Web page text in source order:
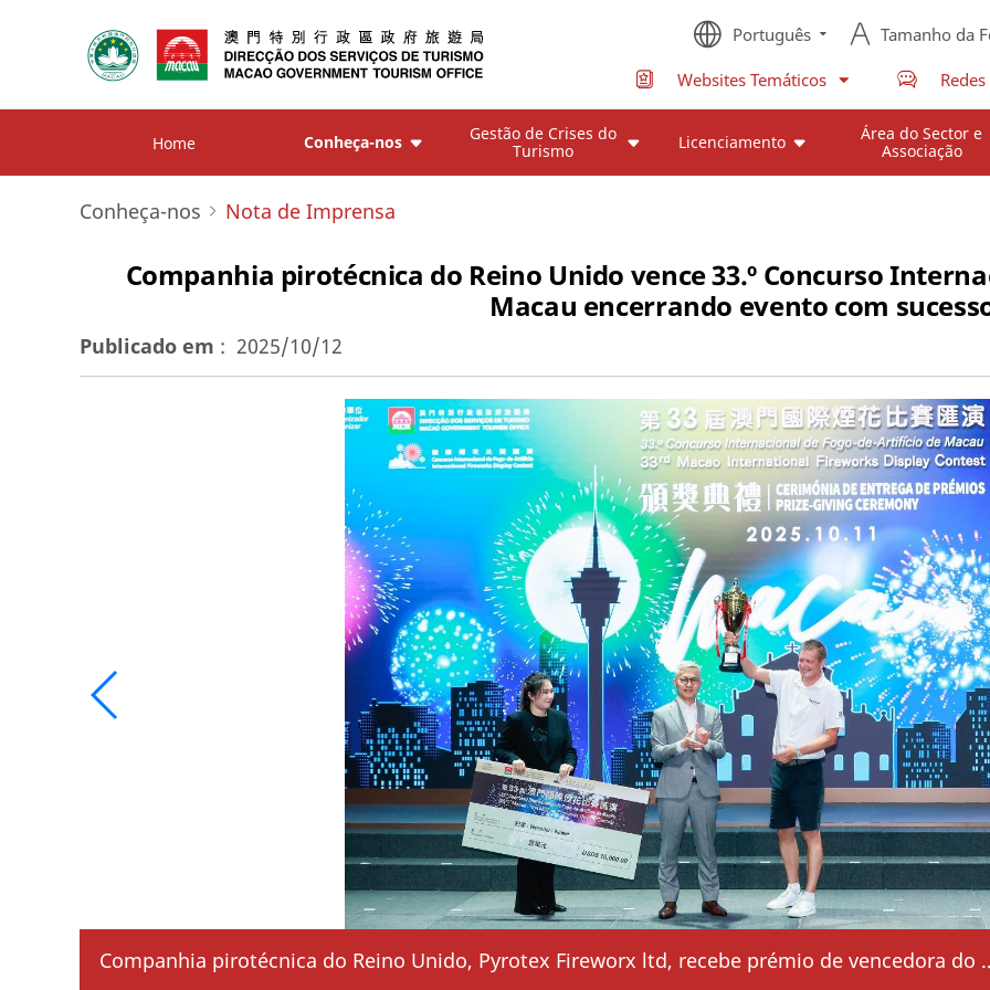
Português Tamanho da
Websites Temáticos
Home Conheça-nos
Gestão de Crises do
Turismo
Licenciamento
Área do Sector e
Associação
Conheça-nos Nota de Imprensa
Companhia pirotécnica do Reino Unido vence 33.º Concurso
Macau encerrando evento com
Publicado em : 2025/10/12
Companhia pirotécnica do Reino